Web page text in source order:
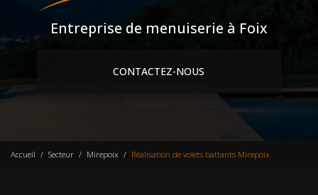
Entreprise de menuiserie à Foix
CONTACTEZ-NOUS
Accueil Secteur Mirepoix Réalisation de volets battants Mirepoix